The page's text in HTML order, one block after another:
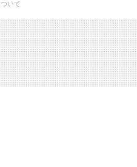
いて